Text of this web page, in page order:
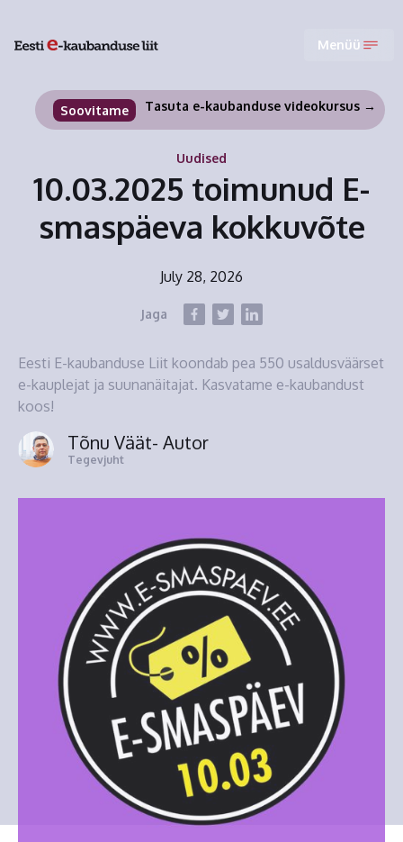
Menüü
Soovitame Tasuta e-kaubanduse videokursus →
Uudised
10.03.2025 toimunud E-
smaspäeva kokkuvõte
July 28, 2026
Jaga
Eesti E-kaubanduse Liit koondab pea 550 usaldusväärset
e-kauplejat ja suunanäitajat. Kasvatame e-kaubandust
koos!
Tõnu Väät- Autor
Tegevjuht